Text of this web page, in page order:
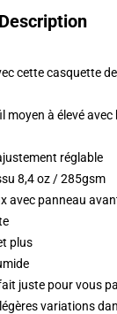
Description
cette casquette
à élevé avec
réglable
8,4 oz / 285gsm
avec panneau
plus
juste pour vous
variations